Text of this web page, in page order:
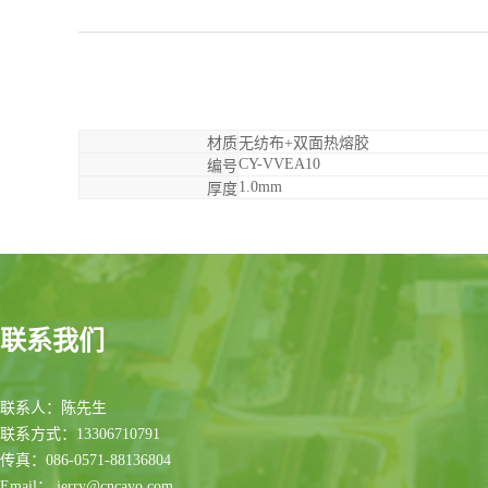
材质无纺布+双面热熔胶
编号CY-VVEA10
厚度1.0mm
联系我们
联系人：陈先生
联系方式：13306710791
传真：086-0571-88136804